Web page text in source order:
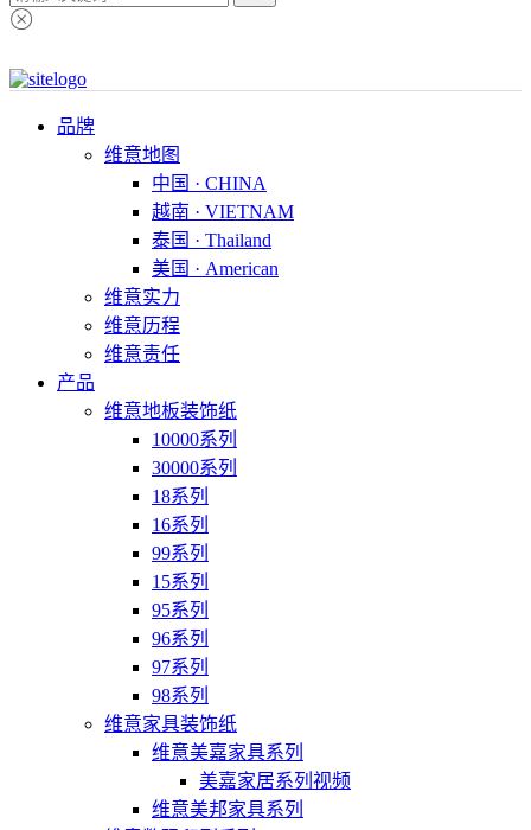
品牌
维意地图
中国 · CHINA
越南 · VIETNAM
泰国 · Thailand
美国 · American
维意实力
维意历程
维意责任
产品
维意地板装饰纸
10000系列
30000系列
18系列
16系列
99系列
15系列
95系列
96系列
97系列
98系列
维意家具装饰纸
维意美嘉家具系列
美嘉家居系列视频
维意美邦家具系列